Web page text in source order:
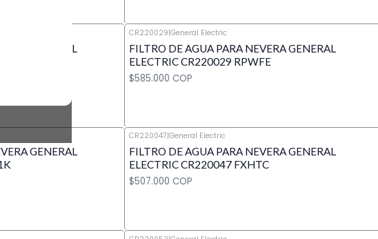
Cantidad
GENERAL
CR220029|General Electric
FILTRO DE AGUA PARA NEVERA GENERAL
ELECTRIC CR220029 RPWFE
$585.000 COP
Cantidad
GENERAL
CR220047|General Electric
FILTRO DE AGUA PARA NEVERA GENERAL
ELECTRIC CR220047 FXHTC
$507.000 COP